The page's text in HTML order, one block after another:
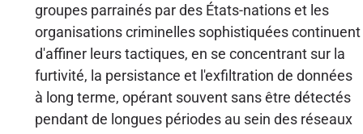
groupes parrainés par des États-nations et les
organisations criminelles sophistiquées continuent
d'affiner leurs tactiques, en se concentrant sur la
furtivité, la persistance et l'exfiltration de données
à long terme, opérant souvent sans être détectés
pendant de longues périodes au sein des réseaux